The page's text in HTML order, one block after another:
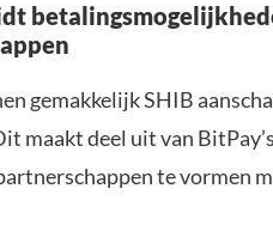
gemakkelijk SHIB
maakt deel uit van
te vormen